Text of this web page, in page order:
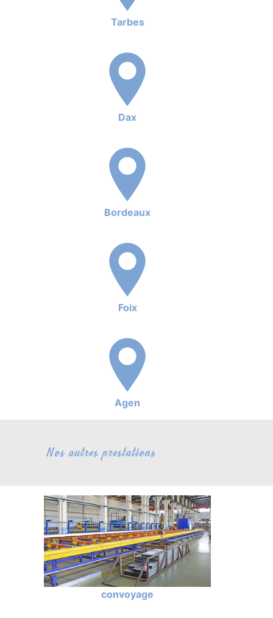
Tarbes
Dax
Bordeaux
Foix
Agen
Nos autres prestations
convoyage